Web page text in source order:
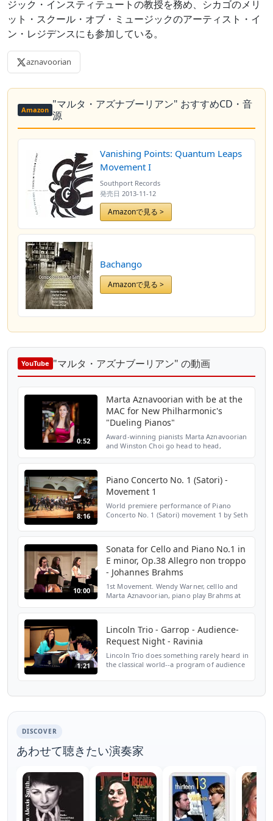
ジック・インスティテュートの教授を務め、シカゴのメリ
ット・スクール・オブ・ミュージックのアーティスト・イ
ン・レジデンスにも参加している。
aznavoorian
Amazon "マルタ・アズナブーリアン" おすすめCD・音
源
Vanishing Points: Quantum Leaps
Movement I
Southport Records
発売日 2013-11-12
Amazonで見る >
Bachango
Amazonで見る >
YouTube "マルタ・アズナブーリアン" の動画
0:52
Marta Aznavoorian with be at the
MAC for New Philharmonic's
"Dueling Pianos"
Award-winning pianists Marta Aznavoorian
and Winston Choi go head to head,
8:16
Piano Concerto No. 1 (Satori) -
Movement 1
World premiere performance of Piano
Concerto No. 1 (Satori) movement 1 by Seth
10:00
Sonata for Cello and Piano No.1 in
E minor, Op.38 Allegro non troppo
- Johannes Brahms
1st Movement. Wendy Warner, celllo and
Marta Aznavoorian, piano play Brahms at
1:21
Lincoln Trio - Garrop - Audience-
Request Night - Ravinia
Lincoln Trio does something rarely heard in
the classical world--a program of audience
DISCOVER
あわせて聴きたい演奏家